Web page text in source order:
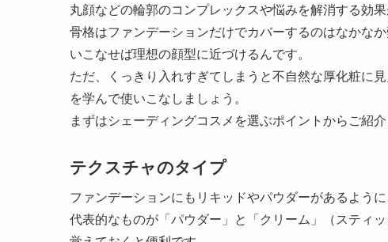
丸顔などの輪郭のコンプレックスや悩みを解消する効果
骨格はファンデーションだけでカバーするのはなかな
いこなせば理想の顔型に近づけるんです。
ただ、くっきり入れすぎてしまうと不自然な厚化粧に
を学んで使いこなしましょう。
まずはシェーディングコスメを選ぶポイントからご紹介
テクスチャのタイプ
ファンデーションにもリキッドやパウダーがあるよう
代表的なものが「パウダー」と「クリーム」（スティ